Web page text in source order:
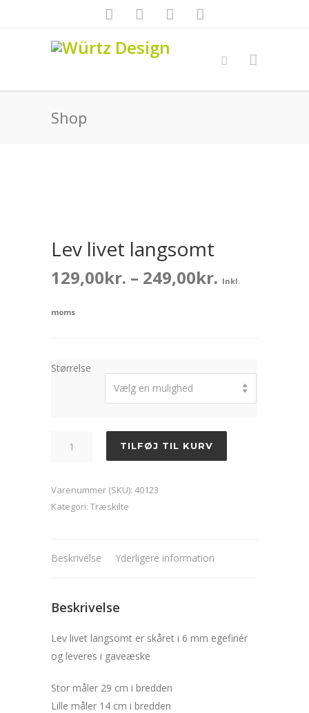
Shop
Lev livet langsomt
129,00kr. – 249,00kr.
249,00kr.
Inkl.
moms
Størrelse
Vælg en mulighed
antal
TILFØJ TIL KURV
Varenummer (SKU): 40123
Kategori: Træskilte
Beskrivelse Yderligere information
Beskrivelse
Lev livet langsomt er skåret i 6 mm egefinér
og leveres i gaveæske
Stor måler 29 cm i bredden
Lille måler 14 cm i bredden